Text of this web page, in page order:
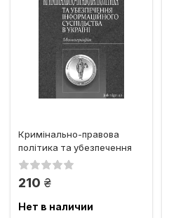
Кримінально-правова
політика та убезпечення
інформаційного
210 грн.
Нет в наличии